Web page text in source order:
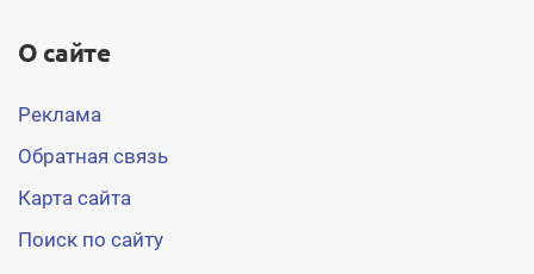
О сайте
Реклама
Обратная связь
Карта сайта
Поиск по сайту